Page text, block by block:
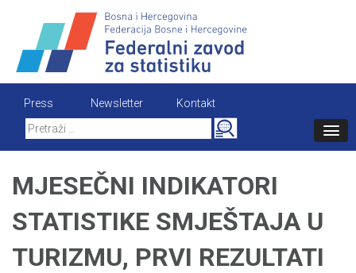
content
Press Newsletter
Kontakt
Search
for:
MJESEČNI INDIKATORI
STATISTIKE SMJEŠTAJA U
TURIZMU, PRVI REZULTATI